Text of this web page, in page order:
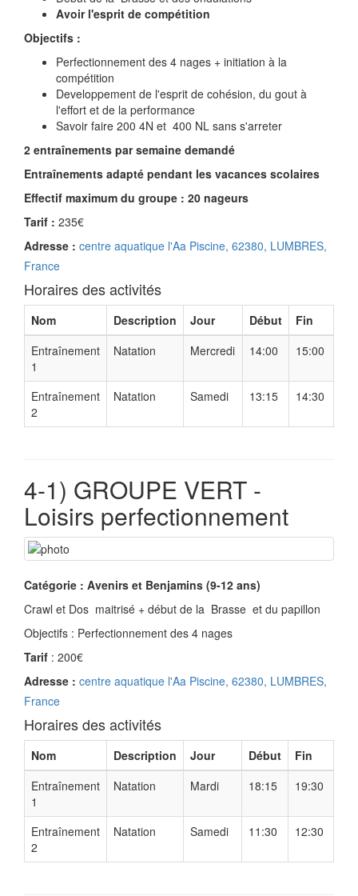
Avoir l'esprit de compétition
Objectifs :
Perfectionnement des 4 nages + initiation à la
compétition
Developpement de l'esprit de cohésion, du gout à
l'effort et de la performance
Savoir faire 200 4N et 400 NL sans s'arreter
2 entraînements par semaine demandé
Entraînements adapté pendant les vacances scolaires
Effectif maximum du groupe : 20 nageurs
Tarif : 235€
Adresse : centre aquatique l'Aa Piscine, 62380, LUMBRES,
France
Horaires des activités
Nom Description Jour Début
Fin
Entraînement
1
Natation Mercredi 14:00 15:00
Entraînement
2
Natation Samedi 13:15 14:30
4-1) GROUPE VERT -
Loisirs perfectionnement
Catégorie : Avenirs et Benjamins (9-12 ans)
Crawl et Dos maitrisé + début de la Brasse et du papillon
Objectifs : Perfectionnement des 4 nages
Tarif : 200€
Adresse : centre aquatique l'Aa Piscine, 62380, LUMBRES,
France
Horaires des activités
Nom Description Jour Début
Fin
Entraînement
1
Natation Mardi 18:15 19:30
Entraînement
2
Natation Samedi 11:30 12:30